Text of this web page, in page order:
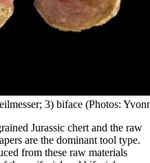
; 3) biface (Photos:
Jurassic chert and the raw
are the dominant tool type.
from these raw materials